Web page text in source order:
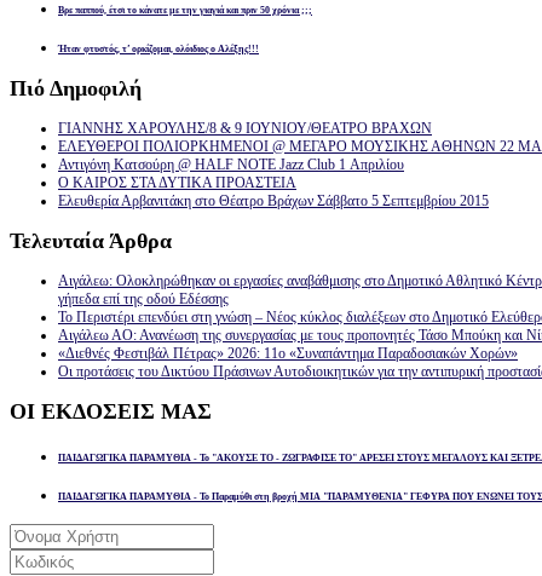
Βρε παππού, έτσι το κάνατε με την γιαγιά και πριν 50 χρόνια ;;;
Ήταν φτυστός, τ’ ορκίζομαι, ολόιδιος ο Αλέξης!!!
Πιό Δημοφιλή
ΓΙΑΝΝΗΣ ΧΑΡΟΥΛΗΣ/8 & 9 ΙΟΥΝΙΟΥ/ΘΕΑΤΡΟ ΒΡΑΧΩΝ
ΕΛΕΥΘΕΡΟΙ ΠΟΛΙΟΡΚΗΜΕΝΟΙ @ ΜΕΓΑΡΟ ΜΟΥΣΙΚΗΣ ΑΘΗΝΩΝ 22
Αντιγόνη Κατσούρη @ HALF NOTE Jazz Club 1 Απριλίου
Ο ΚΑΙΡΟΣ ΣΤΑ ΔΥΤΙΚΑ ΠΡΟΑΣΤΕΙΑ
Ελευθερία Αρβανιτάκη στο Θέατρο Βράχων Σάββατο 5 Σεπτεμβρίου 2015
Τελευταία Άρθρα
Αιγάλεω: Ολοκληρώθηκαν οι εργασίες αναβάθμισης στο Δημοτικό Αθλητικό
γήπεδα επί της οδού Εδέσσης
Το Περιστέρι επενδύει στη γνώση – Νέος κύκλος διαλέξεων στο Δημοτικό
Αιγάλεω ΑΟ: Ανανέωση της συνεργασίας με τους προπονητές Τάσο Μπούκη και
«Διεθνές Φεστιβάλ Πέτρας» 2026: 11ο «Συναπάντημα Παραδοσιακών Χορών»
Οι προτάσεις του Δικτύου Πράσινων Αυτοδιοικητικών για την αντιπυρική
ΟΙ ΕΚΔΟΣΕΙΣ ΜΑΣ
ΠΑΙΔΑΓΩΓΙΚΑ ΠΑΡΑΜΥΘΙΑ - Το "ΑΚΟΥΣΕ ΤΟ - ΖΩΓΡΑΦΙΣΕ ΤΟ" ΑΡΕΣΕΙ ΣΤΟΥΣ ΜΕΓΑΛΟΥΣ ΚΑΙ
ΠΑΙΔΑΓΩΓΙΚΑ ΠΑΡΑΜΥΘΙΑ - Το Παραμύθι στη βροχή ΜΙΑ "ΠΑΡΑΜΥΘΕΝΙΑ" ΓΕΦΥΡΑ ΠΟΥ ΕΝΩΝΕΙ